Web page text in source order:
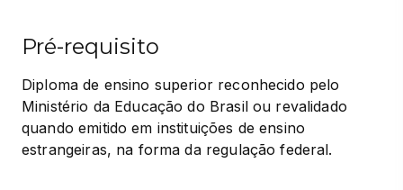
Pré-requisito
Diploma de ensino superior reconhecido pelo
Ministério da Educação do Brasil ou revalidado
quando emitido em instituições de ensino
estrangeiras, na forma da regulação federal.